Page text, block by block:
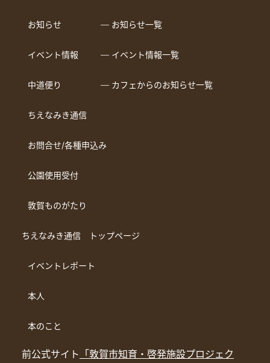
お知らせ ― お知らせ一覧
イベント情報 ― イベント情報一覧
中道便り ― カフェからのお知らせ一覧
ちえなみき通信
お問合せ/各種申込み
公園使用受付
敦賀ものがたり
ちえなみき通信 トップページ
イベントレポート
本人
本のこと
前公式サイト 「敦賀市知育・啓発施設プロジェク